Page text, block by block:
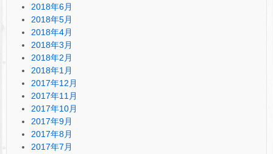
2018年6月
2018年5月
2018年4月
2018年3月
2018年2月
2018年1月
2017年12月
2017年11月
2017年10月
2017年9月
2017年8月
2017年7月